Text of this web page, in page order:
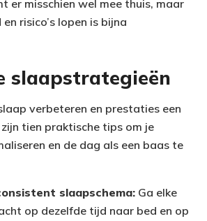
er misschien wel mee thuis, maar
risico’s lopen is bijna
slaapstrategieën
verbeteren en prestaties een
tien praktische tips om je
en de dag als een baas te
slaapschema: Ga elke
op dezelfde tijd naar bed en op